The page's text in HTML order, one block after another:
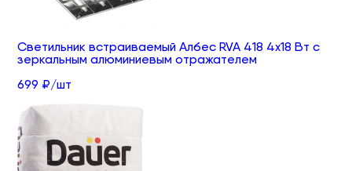
Светильник встраиваемый Албес RVA 418 4х18 Вт с
зеркальным алюминиевым отражателем
699 ₽/шт